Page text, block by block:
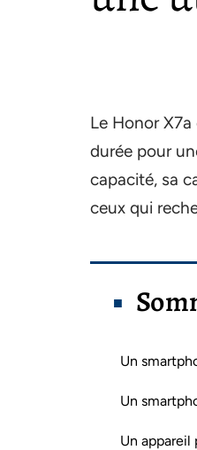
Le Honor
durée pour
capacité, sa
ceux qui
Un
Un
Un